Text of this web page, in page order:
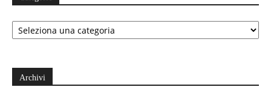
Categorie
Archivi